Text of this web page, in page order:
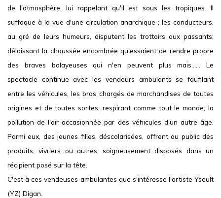
de l'atmosphère, lui rappelant qu'il est sous les tropiques. Il
suffoque à la vue d'une circulation anarchique ; les conducteurs,
au gré de leurs humeurs, disputent les trottoirs aux passants;
délaissant la chaussée encombrée qu'essaient de rendre propre
des braves balayeuses qui n'en peuvent plus mais...... Le
spectacle continue avec les vendeurs ambulants se faufilant
entre les véhicules, les bras chargés de marchandises de toutes
origines et de toutes sortes, respirant comme tout le monde, la
pollution de l'air occasionnée par des véhicules d'un autre âge.
Parmi eux, des jeunes filles, déscolarisées, offrent au public des
produits, vivriers ou autres, soigneusement disposés dans un
récipient posé sur la tête.
C'est à ces vendeuses ambulantes que s'intéresse l'artiste Yseult
(YZ) Digan.